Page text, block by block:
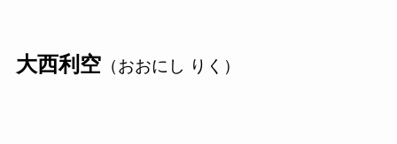
大西利空（おおにし りく）